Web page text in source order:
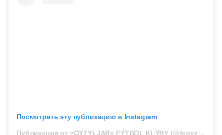
Посмотреть эту публикацию в Instagram
Публикация от «QYZYLJAR» FÝTBOL KLÝBY (@fcqyzyljar)